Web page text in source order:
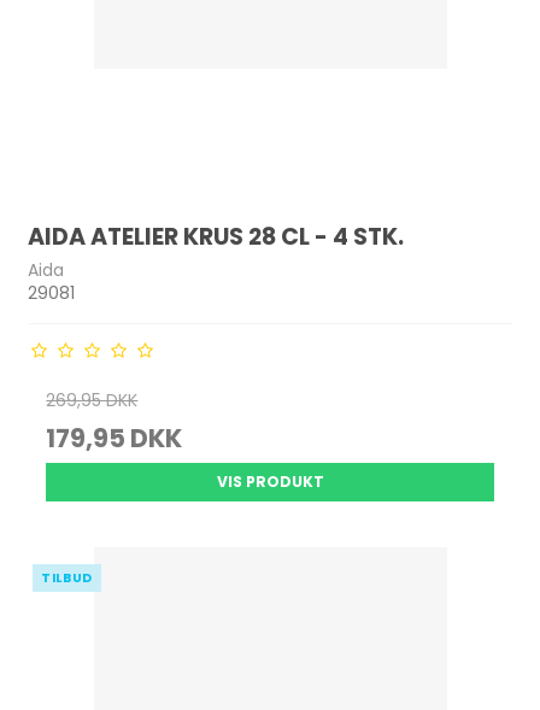
AIDA ATELIER KRUS 28 CL - 4 STK.
Aida
29081
269,95 DKK
179,95 DKK
VIS PRODUKT
TILBUD